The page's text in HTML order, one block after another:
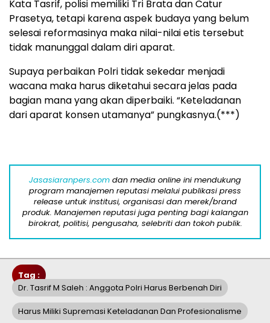
Kata Tasrif, polisi memiliki Tri Brata dan Catur
Prasetya, tetapi karena aspek budaya yang belum
selesai reformasinya maka nilai-nilai etis tersebut
tidak manunggal dalam diri aparat.
Supaya perbaikan Polri tidak sekedar menjadi
wacana maka harus diketahui secara jelas pada
bagian mana yang akan diperbaiki. “Keteladanan
dari aparat konsen utamanya” pungkasnya.(***)
Jasasiaranpers.com dan media online ini mendukung
program manajemen reputasi melalui publikasi press
release untuk institusi, organisasi dan merek/brand
produk. Manajemen reputasi juga penting bagi kalangan
birokrat, politisi, pengusaha, selebriti dan tokoh publik.
Tag :
Dr. Tasrif M Saleh : Anggota Polri Harus Berbenah Diri
Harus Miliki Supremasi Keteladanan Dan Profesionalisme